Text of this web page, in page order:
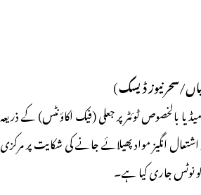
سحر نیوز ڈیسک)
بالخصوص ٹوئٹر پر جعلی (فیک اکاؤنٹس) کے ذریعہ
انگیز مواد پھیلائے جانے کی شکایت پر مرکزی
کو نوٹس جاری کیا ہے۔